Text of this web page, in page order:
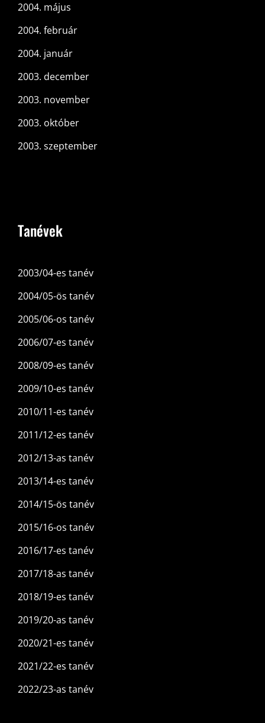
2004. május
2004. február
2004. január
2003. december
2003. november
2003. október
2003. szeptember
Tanévek
2003/04-es tanév
2004/05-ös tanév
2005/06-os tanév
2006/07-es tanév
2008/09-es tanév
2009/10-es tanév
2010/11-es tanév
2011/12-es tanév
2012/13-as tanév
2013/14-es tanév
2014/15-ös tanév
2015/16-os tanév
2016/17-es tanév
2017/18-as tanév
2018/19-es tanév
2019/20-as tanév
2020/21-es tanév
2021/22-es tanév
2022/23-as tanév